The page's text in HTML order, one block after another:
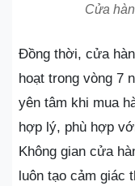
Cửa
Đồng thời, cửa
hoạt trong vòng 7
yên tâm khi mua
hợp lý, phù hợp
Không gian cửa
luôn tạo cảm giác